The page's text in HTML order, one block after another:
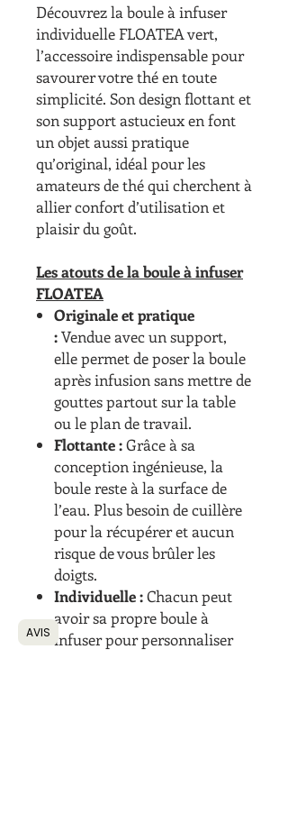
Découvrez la boule à infuser
individuelle FLOATEA vert,
l’accessoire indispensable pour
savourer votre thé en toute
simplicité. Son design flottant et
son support astucieux en font
un objet aussi pratique
qu’original, idéal pour les
amateurs de thé qui cherchent à
allier confort d’utilisation et
plaisir du goût.
Les atouts de la boule à infuser
FLOATEA
Originale et pratique
:Vendue avec un support,
elle permet de poser la boule
après infusion sans mettre de
gouttes partout sur la table
ou le plan de travail.
Flottante :Grâce à sa
conception ingénieuse, la
boule reste à la surface de
l’eau. Plus besoin de cuillère
pour la récupérer et aucun
risque de vous brûler les
doigts.
Individuelle :Chacun peut
avoir sa propre boule à
infuser pour personnaliser
AVIS